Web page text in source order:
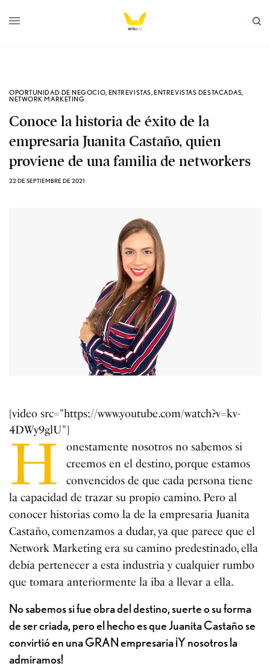
OPORTUNIDAD DE NEGOCIO, ENTREVISTAS,ENTREVISTAS DESTACADAS,
NETWORK MARKETING
Conoce la historia de éxito de la
empresaria Juanita Castaño, quien
proviene de una familia de networkers
22 DE SEPTIEMBRE DE 2021
[video src="https://www.youtube.com/watch?v=kv-
4DWy9glU"]
H
onestamente nosotros no sabemos si
creemos en el destino, porque estamos
convencidos de que cada persona tiene
la capacidad de trazar su propio camino. Pero al
conocer historias como la de la empresaria Juanita
Castaño, comenzamos a dudar, ya que parece que el
Network Marketing era su camino predestinado, ella
debía pertenecer a esta industria y cualquier rumbo
que tomara anteriormente la iba a llevar a ella.
No sabemos si fue obra del destino, suerte o su forma
de ser criada, pero el hecho es que Juanita Castaño se
convirtió en una GRAN empresaria ¡Y nosotros la
admiramos!